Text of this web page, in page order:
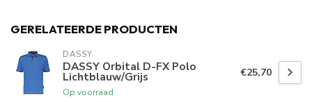
GERELATEERDE PRODUCTEN
DASSY
DASSY Orbital D-FX Polo
Lichtblauw/Grijs
Op voorraad
€25,70